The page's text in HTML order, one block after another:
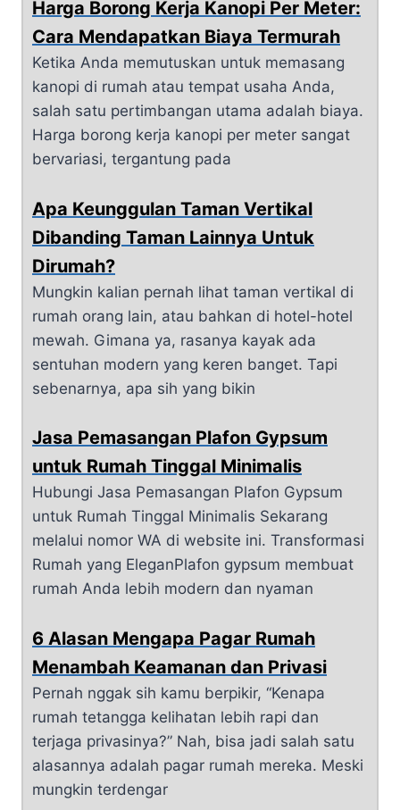
Harga Borong Kerja Kanopi Per Meter:
Cara Mendapatkan Biaya Termurah
Ketika Anda memutuskan untuk memasang
kanopi di rumah atau tempat usaha Anda,
salah satu pertimbangan utama adalah biaya.
Harga borong kerja kanopi per meter sangat
bervariasi, tergantung pada
Apa Keunggulan Taman Vertikal
Dibanding Taman Lainnya Untuk
Dirumah?
Mungkin kalian pernah lihat taman vertikal di
rumah orang lain, atau bahkan di hotel-hotel
mewah. Gimana ya, rasanya kayak ada
sentuhan modern yang keren banget. Tapi
sebenarnya, apa sih yang bikin
Jasa Pemasangan Plafon Gypsum
untuk Rumah Tinggal Minimalis
Hubungi Jasa Pemasangan Plafon Gypsum
untuk Rumah Tinggal Minimalis Sekarang
melalui nomor WA di website ini. Transformasi
Rumah yang EleganPlafon gypsum membuat
rumah Anda lebih modern dan nyaman
6 Alasan Mengapa Pagar Rumah
Menambah Keamanan dan Privasi
Pernah nggak sih kamu berpikir, “Kenapa
rumah tetangga kelihatan lebih rapi dan
terjaga privasinya?” Nah, bisa jadi salah satu
alasannya adalah pagar rumah mereka. Meski
mungkin terdengar